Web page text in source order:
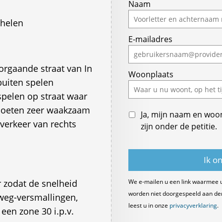
straat van In
spelen
op straat waar
zeer waakzaam
van rechts
de snelheid
versmallingen,
zone 30 i.p.v.
If
you
are
a
human,
ignore
this
field
Naam
E-mailadres
Woonplaats
Ja, mijn naam en
zijn onder de petitie.
We e-mailen u een link waarmee
worden niet doorgespeeld aan
leest u in onze privacyverklaring.